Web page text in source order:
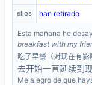
ellos han retirado
Esta mañana he
breakfast with my
吃了早餐（对现在有影
去开始一直延续到
Me alegro de que